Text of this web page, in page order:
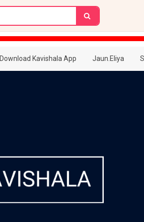
Download Kavishala App Jaun.Eliya